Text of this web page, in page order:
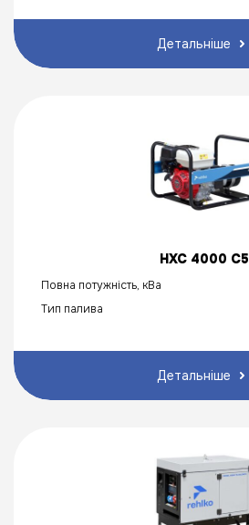
Детальніше
HXC 4000 C5
Повна потужність, кВа
Тип палива
Детальніше